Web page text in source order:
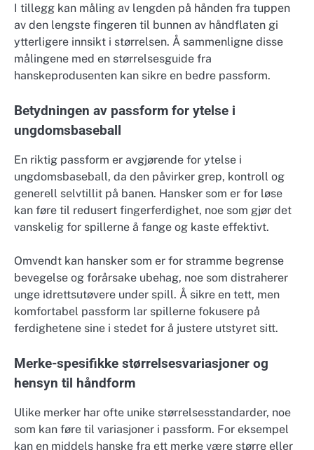
I tillegg kan måling av lengden på hånden fra tuppen
av den lengste fingeren til bunnen av håndflaten gi
ytterligere innsikt i størrelsen. Å sammenligne disse
målingene med en størrelsesguide fra
hanskeprodusenten kan sikre en bedre passform.
Betydningen av passform for ytelse i
ungdomsbaseball
En riktig passform er avgjørende for ytelse i
ungdomsbaseball, da den påvirker grep, kontroll og
generell selvtillit på banen. Hansker som er for løse
kan føre til redusert fingerferdighet, noe som gjør det
vanskelig for spillerne å fange og kaste effektivt.
Omvendt kan hansker som er for stramme begrense
bevegelse og forårsake ubehag, noe som distraherer
unge idrettsutøvere under spill. Å sikre en tett, men
komfortabel passform lar spillerne fokusere på
ferdighetene sine i stedet for å justere utstyret sitt.
Merke-spesifikke størrelsesvariasjoner og
hensyn til håndform
Ulike merker har ofte unike størrelsesstandarder, noe
som kan føre til variasjoner i passform. For eksempel
kan en middels hanske fra ett merke være større eller